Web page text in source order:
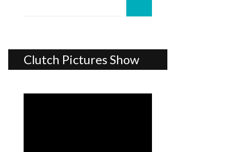
Clutch Pictures Show